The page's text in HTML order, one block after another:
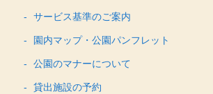
サービス基準のご案内
園内マップ・公園パンフレット
公園のマナーについて
貸出施設の予約